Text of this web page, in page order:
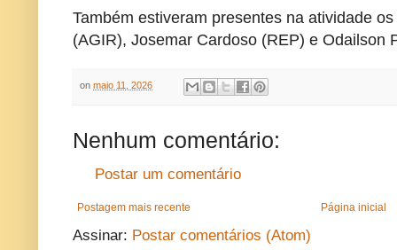
Também estiveram presentes na atividade
(AGIR), Josemar Cardoso (REP) e Odailson
onmaio 11, 2026
Nenhum comentário:
Postar um comentário
Postagem mais recente Página inicial
Assinar: Postar comentários (Atom)